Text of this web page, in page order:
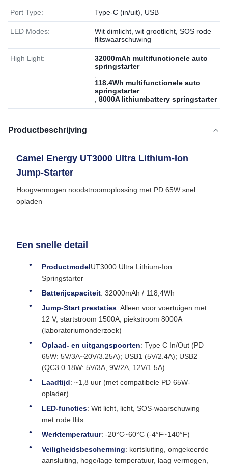
Port Type: Type-C (in/uit), USB
LED Modes:
Wit dimlicht, wit grootlicht, SOS rode
flitswaarschuwing
High Light:
32000mAh multifunctionele auto
springstarter
118.4Wh multifunctionele auto
springstarter
8000A lithiumbattery springstarter
Productbeschrijving
Camel Energy UT3000 Ultra Lithium-Ion
Jump-Starter
Hoogvermogen noodstroomoplossing met PD 65W snel
opladen
Een snelle detail
ProductmodelUT3000 Ultra Lithium-Ion
Springstarter
Batterijcapaciteit: 32000mAh / 118,4Wh
Jump-Start prestaties: Alleen voor voertuigen met
12 V; startstroom 1500A; piekstroom 8000A
(laboratoriumonderzoek)
Oplaad- en uitgangspoorten: Type C In/Out (PD
65W: 5V/3A~20V/3.25A); USB1 (5V/2.4A); USB2
(QC3.0 18W: 5V/3A, 9V/2A, 12V/1.5A)
Laadtijd: ~1,8 uur (met compatibele PD 65W-
oplader)
LED-functies: Wit licht, licht, SOS-waarschuwing
met rode flits
Werktemperatuur: -20°C~60°C (-4°F~140°F)
Veiligheidsbescherming: kortsluiting, omgekeerde
aansluiting, hoge/lage temperatuur, laag vermogen,